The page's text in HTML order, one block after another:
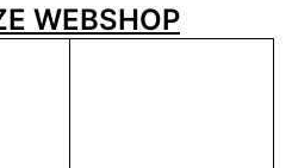
WEBSHOP